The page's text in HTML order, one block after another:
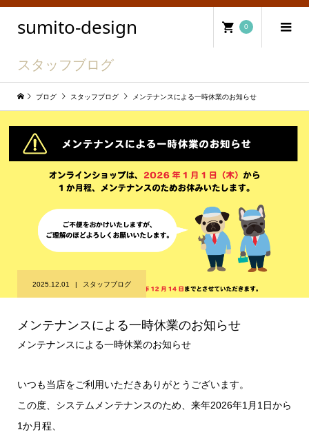
sumito-design 0
スタッフブログ
ブログ スタッフブログ メンテナンスによる一時休業のお知らせ
2025.12.01 スタッフブログ
メンテナンスによる一時休業のお知らせ
メンテナンスによる一時休業のお知らせ
いつも当店をご利用いただきありがとうございます。
この度、システムメンテナンスのため、来年2026年1月1日から
1か月程、